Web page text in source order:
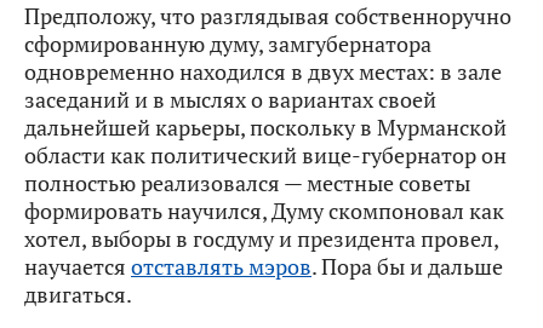
Предположу, что разглядывая собственноручно
сформированную думу, замгубернатора
одновременно находился в двух местах: в зале
заседаний и в мыслях о вариантах своей
дальнейшей карьеры, поскольку в Мурманской
области как политический вице-губернатор он
полностью реализовался — местные советы
формировать научился, Думу скомпоновал как
хотел, выборы в госдуму и президента провел,
научается отставлять мэров. Пора бы и дальше
двигаться.